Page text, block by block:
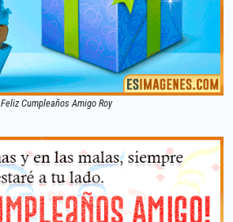
Feliz Cumpleaños Amigo Roy